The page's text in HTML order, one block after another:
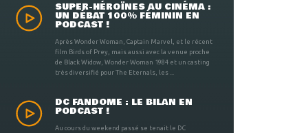
SUPER-HÉROÏNES AU CINÉMA :
UN DÉBAT 100% FÉMININ EN
PODCAST !
Après Wonder Woman, Captain Marvel, et le récent
film Birds of Prey, mais aussi avec la venue proche
de Black Widow, Wonder Woman 1984 et un casting
très diversifié pour The Eternals, les ...
DC FANDOME : LE BILAN EN
PODCAST !
Au cours du weekend passé se tenait le DC